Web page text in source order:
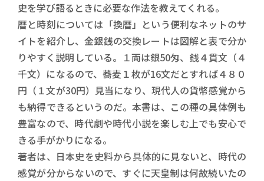
史を学び語るときに必要な作法を教えてくれる。
暦と時刻については「換暦」という便利なネットのサ
イトを紹介し、金銀銭の交換レートは図解と表で分か
りやすく説明している。１両は銀50匁、銭４貫文（４
千文）になるので、蕎麦１枚が16文だとすれば４８０
円（１文が30円）見当になり、現代人の貨幣感覚から
も納得できるというのだ。本書は、この種の具体例も
豊富なので、時代劇や時代小説を楽しむ上でも安心で
きる手がかりになる。
著者は、日本史を史料から具体的に見ないと、時代の
感覚が分からないので、すぐに天皇制は何故続いたの